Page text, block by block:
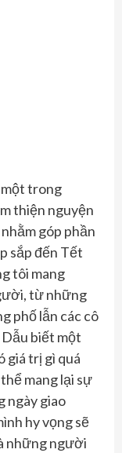
một trong
thiện nguyện
góp phần
sắp đến Tết
tôi mang
từ những
phố lẫn các cô
Dẫu biết một
giá trị gì quá
mang lại sự
ngày giao
hy vọng sẽ
những người